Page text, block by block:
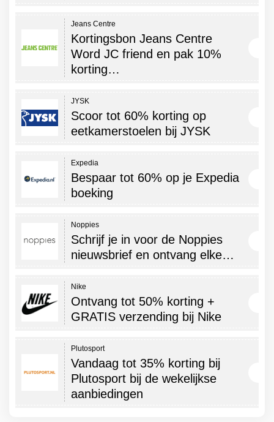
Jeans Centre
Kortingsbon Jeans Centre
Word JC friend en pak 10%
korting…
JYSK
Scoor tot 60% korting op
eetkamerstoelen bij JYSK
Expedia
Bespaar tot 60% op je Expedia
boeking
Noppies
Schrijf je in voor de Noppies
nieuwsbrief en ontvang elke…
Nike
Ontvang tot 50% korting +
GRATIS verzending bij Nike
Plutosport
Vandaag tot 35% korting bij
Plutosport bij de wekelijkse
aanbiedingen